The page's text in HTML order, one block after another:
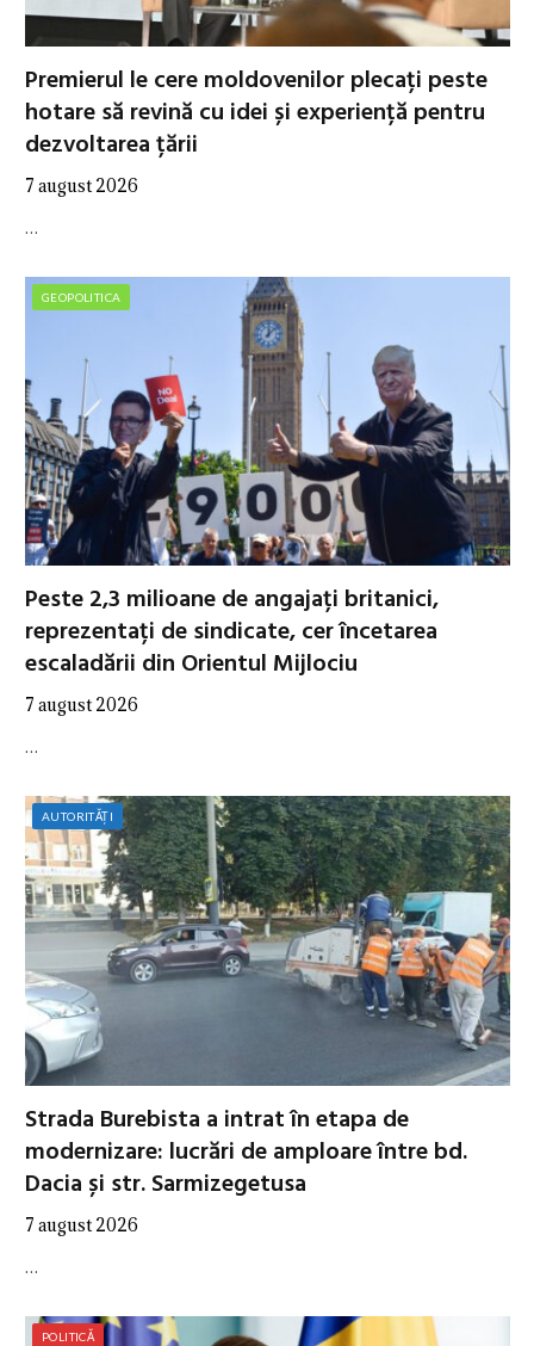
Premierul le cere moldovenilor plecați peste
hotare să revină cu idei și experiență pentru
dezvoltarea țării
7 august 2026
…
GEOPOLITICA
Peste 2,3 milioane de angajați britanici,
reprezentați de sindicate, cer încetarea
escaladării din Orientul Mijlociu
7 august 2026
…
AUTORITĂȚI
Strada Burebista a intrat în etapa de
modernizare: lucrări de amploare între bd.
Dacia și str. Sarmizegetusa
7 august 2026
…
POLITICĂ